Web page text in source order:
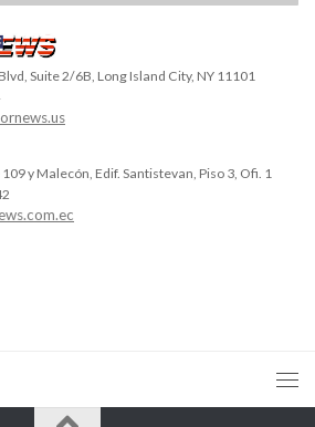
Suite 2/6B, Long Island City, NY 11101
y Malecón, Edif. Santistevan, Piso 3, Ofi. 1